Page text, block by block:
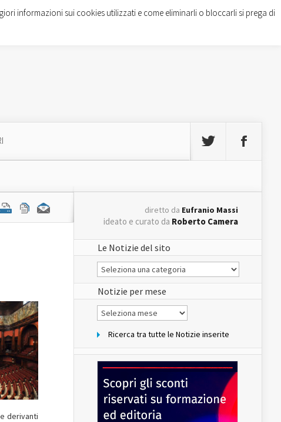
derivanti
diretto da Eufranio Massi
ideato e curato da Roberto Camera
Le Notizie del sito
Le
Notizie
del
sito
Notizie per mese
Notizie
per
Ricerca tra tutte le Notizie inserite
informazioni sui cookies utilizzati e come eliminarli o bloccarli si prega di